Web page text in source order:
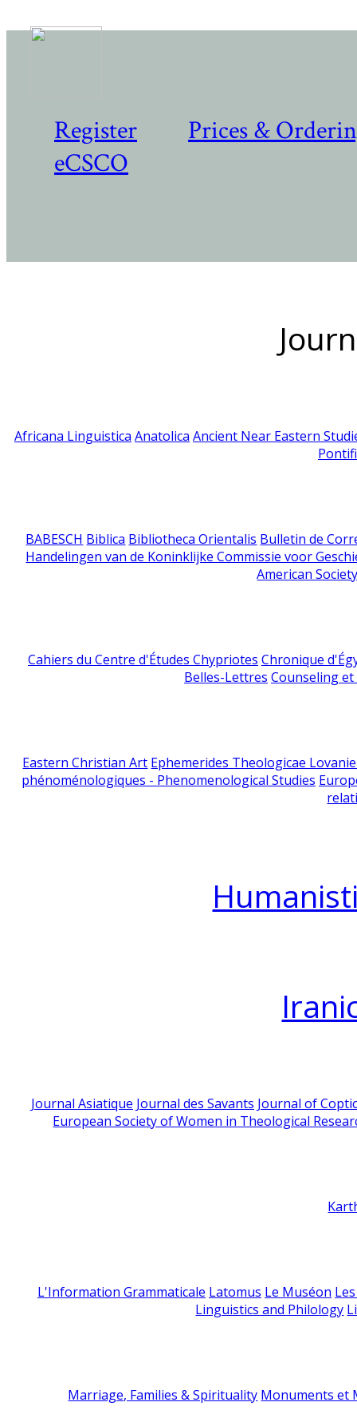
Register
Prices &
eCSCO
Africana Linguistica Anatolica Ancient Near Eastern
BABESCH Biblica Bibliotheca Orientalis Bulletin de
Handelingen van de Koninklijke Commissie voor
American
Cahiers du Centre d'Études Chypriotes Chronique
Belles-Lettres Counseling
Eastern Christian Art Ephemerides Theologicae
phénoménologiques - Phenomenological Studies
Journal Asiatique Journal des Savants Journal of
European Society of Women in Theological
L'Information Grammaticale Latomus Le Muséon
Linguistics and Philology
Marriage, Families & Spirituality Monuments et